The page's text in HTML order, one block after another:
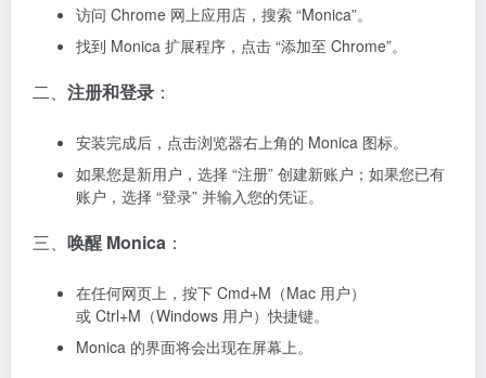
访问 Chrome 网上应用店，搜索 “Monica”。
找到 Monica 扩展程序，点击 “添加至 Chrome”。
二、 注册和登录 ：
安装完成后，点击浏览器右上角的 Monica 图标。
如果您是新用户，选择 “注册” 创建新账户；如果您已有
账户，选择 “登录” 并输入您的凭证。
三、 唤醒 Monica ：
在任何网页上，按下 Cmd+M（Mac 用户）
或 Ctrl+M（Windows 用户）快捷键。
Monica 的界面将会出现在屏幕上。